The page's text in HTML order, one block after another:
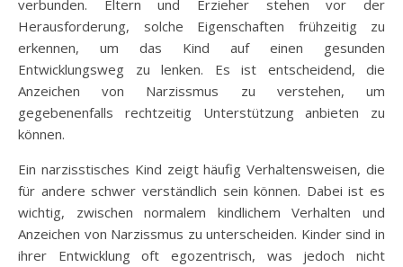
verbunden. Eltern und Erzieher stehen vor der
Herausforderung, solche Eigenschaften frühzeitig zu
erkennen, um das Kind auf einen gesunden
Entwicklungsweg zu lenken. Es ist entscheidend, die
Anzeichen von Narzissmus zu verstehen, um
gegebenenfalls rechtzeitig Unterstützung anbieten zu
können.
Ein narzisstisches Kind zeigt häufig Verhaltensweisen, die
für andere schwer verständlich sein können. Dabei ist es
wichtig, zwischen normalem kindlichem Verhalten und
Anzeichen von Narzissmus zu unterscheiden. Kinder sind in
ihrer Entwicklung oft egozentrisch, was jedoch nicht